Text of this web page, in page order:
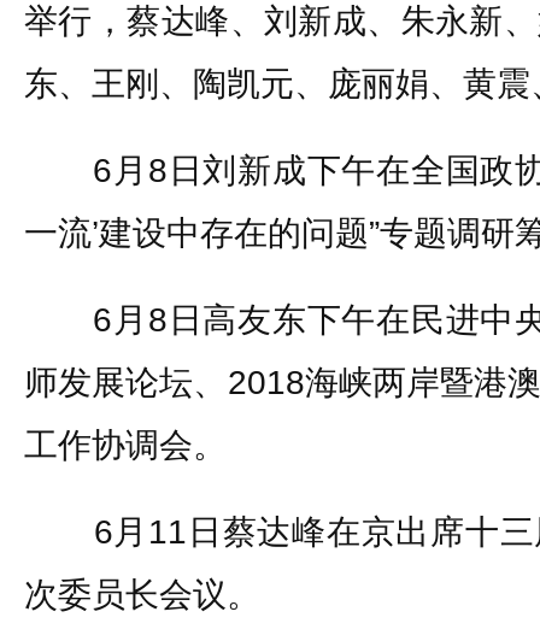
举行，蔡达峰、刘新成、朱永新
东、王刚、陶凯元、庞丽娟、黄
6月8日刘新成下午在全国政协
一流’建设中存在的问题”专题调研
6月8日高友东下午在民进中央
师发展论坛、2018海峡两岸暨港
工作协调会。
6月11日蔡达峰在京出席十三
次委员长会议。